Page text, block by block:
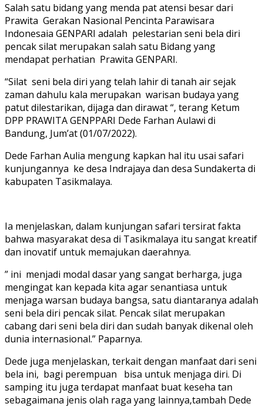
Salah satu bidang yang menda pat atensi besar dari
Prawita Gerakan Nasional Pencinta Parawisara
Indonesaia GENPARI adalah pelestarian seni bela diri
pencak silat merupakan salah satu Bidang yang
mendapat perhatian Prawita GENPARI.
“Silat seni bela diri yang telah lahir di tanah air sejak
zaman dahulu kala merupakan warisan budaya yang
patut dilestarikan, dijaga dan dirawat “, terang Ketum
DPP PRAWITA GENPPARI Dede Farhan Aulawi di
Bandung, Jum’at (01/07/2022).
Dede Farhan Aulia mengung kapkan hal itu usai safari
kunjungannya ke desa Indrajaya dan desa Sundakerta di
kabupaten Tasikmalaya.
Ia menjelaskan, dalam kunjungan safari tersirat fakta
bahwa masyarakat desa di Tasikmalaya itu sangat kreatif
dan inovatif untuk memajukan daerahnya.
” ini menjadi modal dasar yang sangat berharga, juga
mengingat kan kepada kita agar senantiasa untuk
menjaga warsan budaya bangsa, satu diantaranya adalah
seni bela diri pencak silat. Pencak silat merupakan
cabang dari seni bela diri dan sudah banyak dikenal oleh
dunia internasional.” Paparnya.
Dede juga menjelaskan, terkait dengan manfaat dari seni
bela ini, bagi perempuan bisa untuk menjaga diri. Di
samping itu juga terdapat manfaat buat keseha tan
sebagaimana jenis olah raga yang lainnya,tambah Dede